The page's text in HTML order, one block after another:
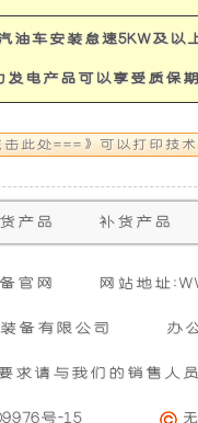
电
油车安装怠速5KW及
电产品可以享受质保
可获增三滤
点0分 2026年12月
惠方案政策
0点0分到 2030年12月
产品 补货产品
官网 网站地址
备有限公司 办
求请与我们的销售人
号-15